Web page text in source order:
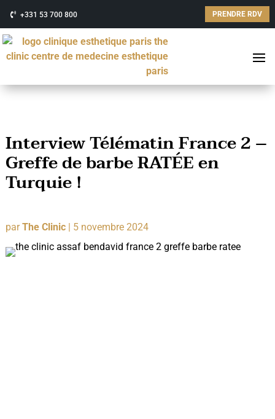
+331 53 700 800 PRENDRE RDV
Interview Télématin France 2 –
Greffe de barbe RATÉE en
Turquie !
parThe Clinic| 5 novembre 2024